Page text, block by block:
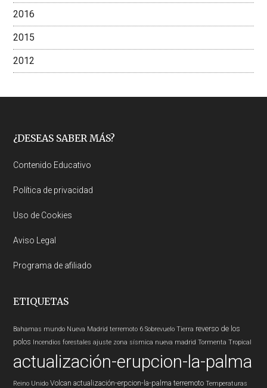
2016
2015
2012
Footer
¿DESEAS SABER MÁS?
Contenido Educativo
Política de privacidad
Uso de Cookies
Aviso Legal
Programa de afiliado
ETIQUETAS
Bahamas mundo Nueva Madrid terremoto 6 Sobrevuelo Tierra reverso de los
polos Incendios forestales ajuste zona sísmica nueva madrid Tormenta Tropical
actualización-erupcion-la-palma
Reino Unido Volcan actualización-erpcion-la-palma terremoto Temperaturas